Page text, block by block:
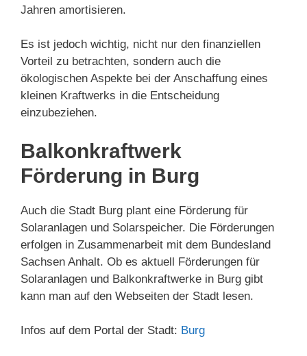
Jahren amortisieren.
Es ist jedoch wichtig, nicht nur den finanziellen
Vorteil zu betrachten, sondern auch die
ökologischen Aspekte bei der Anschaffung eines
kleinen Kraftwerks in die Entscheidung
einzubeziehen.
Balkonkraftwerk
Förderung in Burg
Auch die Stadt Burg plant eine Förderung für
Solaranlagen und Solarspeicher. Die Förderungen
erfolgen in Zusammenarbeit mit dem Bundesland
Sachsen Anhalt. Ob es aktuell Förderungen für
Solaranlagen und Balkonkraftwerke in Burg gibt
kann man auf den Webseiten der Stadt lesen.
Infos auf dem Portal der Stadt: Burg